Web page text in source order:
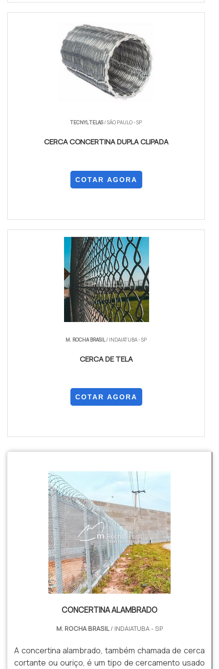
TECNYL TELAS/ SÃO PAULO - SP
CERCA CONCERTINA DUPLA CLIPADA
COTAR AGORA
M. ROCHA BRASIL/ INDAIATUBA - SP
CERCA DE TELA
COTAR AGORA
CONCERTINA ALAMBRADO
M. ROCHA BRASIL/ INDAIATUBA - SP
A concertina alambrado, também chamada de cerca
cortante ou ouriço, é um tipo de cercamento usado